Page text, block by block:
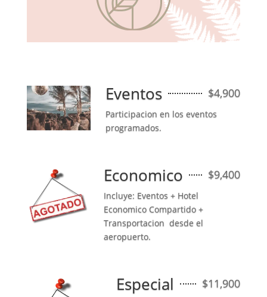
Eventos $4,900
Participacion en los eventos
programados.
Economico $9,400
Incluye: Eventos + Hotel
Economico Compartido +
Transportacion desde el
aeropuerto.
Especial $11,900